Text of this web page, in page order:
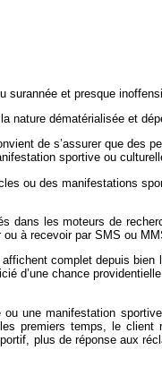
surannée et presque
nature dématérialisée et
de s’assurer que des
sportive ou
ou des manifestations
dans les moteurs de
à recevoir par SMS ou
complet depuis bien
d’une chance
une manifestation
premiers temps, le client
plus de réponse aux